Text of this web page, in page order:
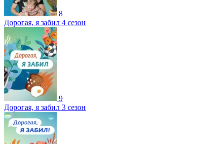
8
Дорогая, я забил 4 сезон
9
Дорогая, я забил 3 сезон